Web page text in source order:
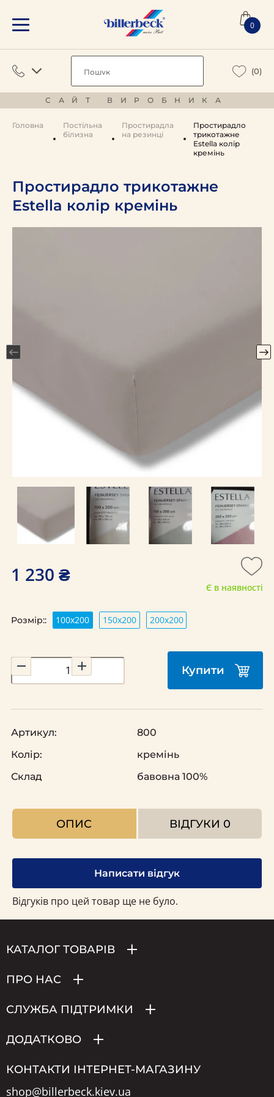
0
(0)
САЙТ ВИРОБНИКА
Головна
Постільна
білизна
Простирадла
на резинці
Простирадло
трикотажне
Estella колір
кремінь
Простирадло трикотажне
Estella колір кремінь
1 230 ₴
Є в наявності
Розмір:: 100х200 150х200 200х200
Купити
Артикул:
800
Колір:
кремінь
Склад
бавовна 100%
ОПИС ВІДГУКИ 0
Написати відгук
Відгуків про цей товар ще не було.
КАТАЛОГ ТОВАРІВ
ПРО НАС
СЛУЖБА ПІДТРИМКИ
ДОДАТКОВО
КОНТАКТИ ІНТЕРНЕТ-МАГАЗИНУ
shop@billerbeck.kiev.ua